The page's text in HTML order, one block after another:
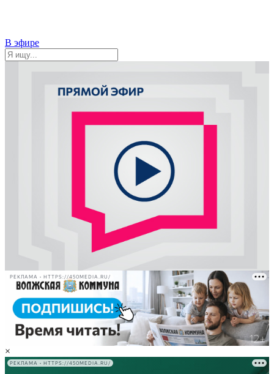
В эфире
РЕКЛАМА • HTTPS://450MEDIA.RU/
×
РЕКЛАМА • HTTPS://450MEDIA.RU/